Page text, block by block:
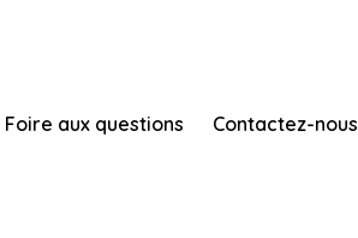
Foire aux questions Contactez-nous